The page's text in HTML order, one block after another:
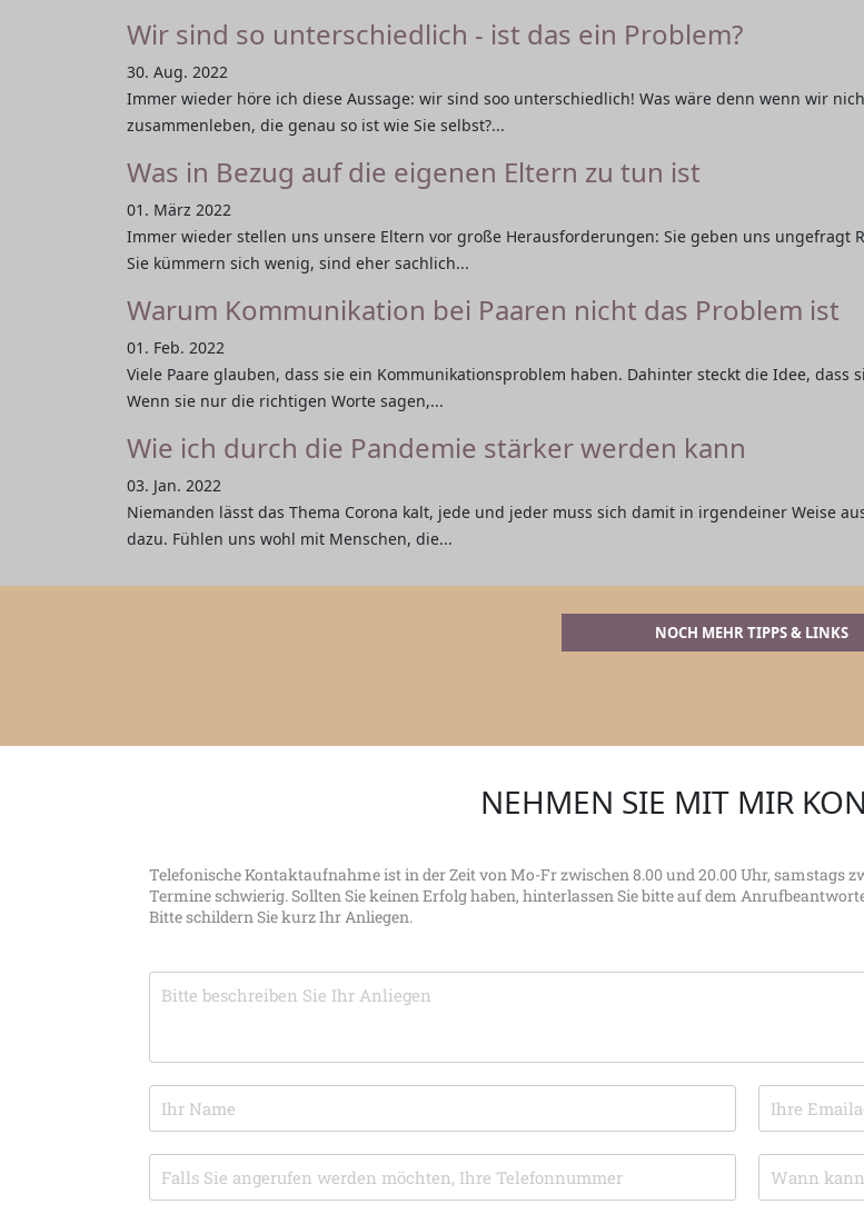
Wir sind so unterschiedlich - ist das ein Problem?
30. Aug. 2022
Immer wieder höre ich diese Aussage: wir sind soo unterschiedlich! Was wäre denn wenn wir
zusammenleben, die genau so ist wie Sie selbst?...
Was in Bezug auf die eigenen Eltern zu tun ist
01. März 2022
Immer wieder stellen uns unsere Eltern vor große Herausforderungen: Sie geben uns
Sie kümmern sich wenig, sind eher sachlich...
Warum Kommunikation bei Paaren nicht das Problem ist
01. Feb. 2022
Viele Paare glauben, dass sie ein Kommunikationsproblem haben. Dahinter steckt die Idee,
Wenn sie nur die richtigen Worte sagen,...
Wie ich durch die Pandemie stärker werden kann
03. Jan. 2022
Niemanden lässt das Thema Corona kalt, jede und jeder muss sich damit in irgendeiner Weise
dazu. Fühlen uns wohl mit Menschen, die...
NOCH MEHR TIPPS & LINKS
NEHMEN SIE MIT MIR
Telefonische Kontaktaufnahme ist in der Zeit von Mo-Fr zwischen 8.00 und 20.00 Uhr, samstags
Termine schwierig. Sollten Sie keinen Erfolg haben, hinterlassen Sie bitte auf dem
Bitte schildern Sie kurz Ihr Anliegen.